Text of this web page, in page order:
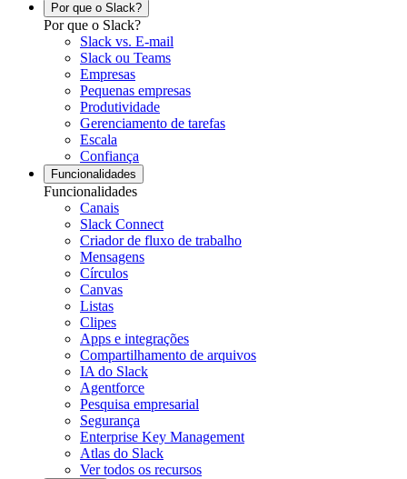
Por que o Slack?
Por que o Slack?
Slack vs. E-mail
Slack ou Teams
Empresas
Pequenas empresas
Produtividade
Gerenciamento de tarefas
Escala
Confiança
Funcionalidades
Funcionalidades
Canais
Slack Connect
Criador de fluxo de trabalho
Mensagens
Círculos
Canvas
Listas
Clipes
Apps e integrações
Compartilhamento de arquivos
IA do Slack
Agentforce
Pesquisa empresarial
Segurança
Enterprise Key Management
Atlas do Slack
Ver todos os recursos